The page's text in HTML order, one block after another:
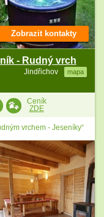
- Rudný vrch
Jindřichov mapa
Zobrazit kontakty
Ceník
ZDE
vrchem - Jeseníky“